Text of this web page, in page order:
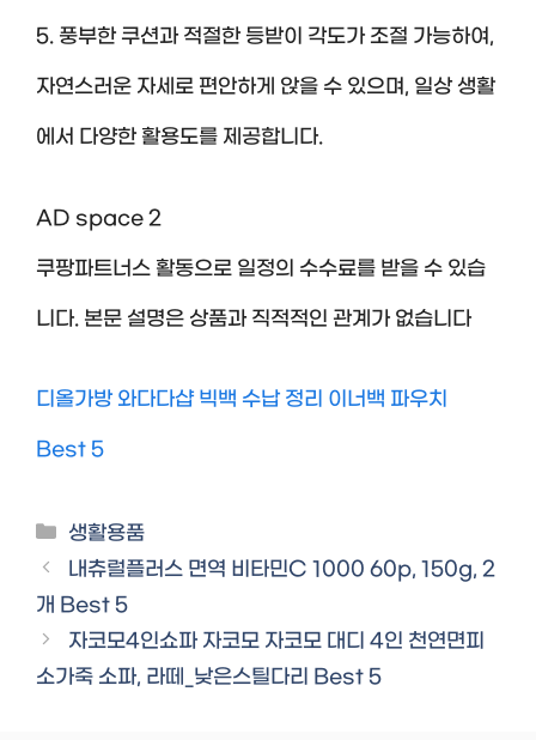
5. 풍부한 쿠션과 적절한 등받이 각도가 조절 가능하여,
자연스러운 자세로 편안하게 앉을 수 있으며, 일상 생활
에서 다양한 활용도를 제공합니다.
AD space 2
쿠팡파트너스 활동으로 일정의 수수료를 받을 수 있습
니다. 본문 설명은 상품과 직적적인 관계가 없습니다
디올가방 와다다샵 빅백 수납 정리 이너백 파우치
Best 5
Categories
생활용품
내츄럴플러스 면역 비타민C 1000 60p, 150g, 2
개 Best 5
자코모4인쇼파 자코모 자코모 대디 4인 천연면피
소가죽 소파, 라떼_낮은스틸다리 Best 5